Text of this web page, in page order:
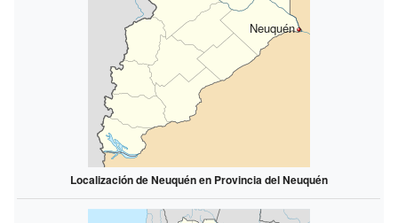
Neuquén
Localización de Neuquén en Provincia del Neuquén